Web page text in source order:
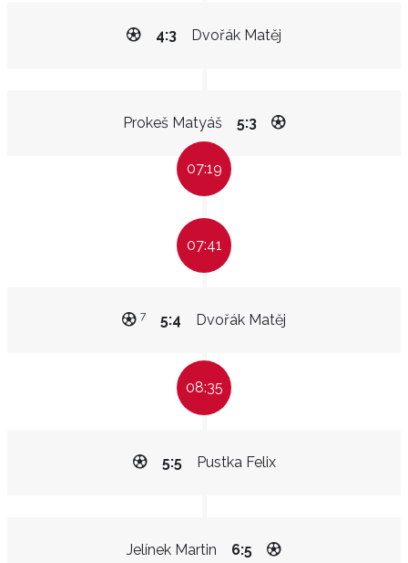
Dvořák Matěj
4:3
Prokeš Matyáš 5:3
07:19
07:41
Dvořák Matěj
5:4
7
08:35
Pustka Felix
5:5
Jelínek Martin 6:5